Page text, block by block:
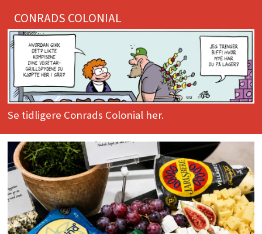
CONRADS COLONIAL
Se tidligere Conrads Colonial her.